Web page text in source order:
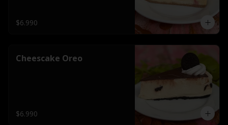
$6.990
Cheescake Oreo
$6.990